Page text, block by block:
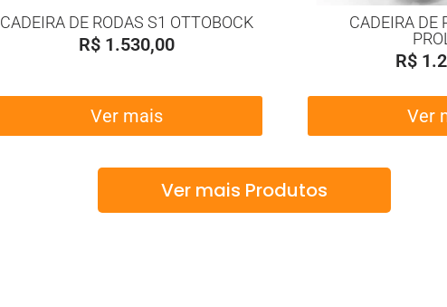
CADEIRA DE RODAS S1 OTTOBOCK
R$ 1.530,00
Ver mais
CADEIRA DE
R$
Ver
Ver mais Produtos